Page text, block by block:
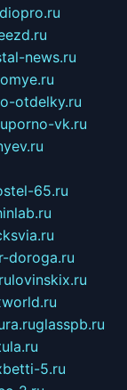
news.ru
otdelky.ru
porno-vk.ru
65.ru
doroga.ru
lovinskix.ru
glasspb.ru
5.ru